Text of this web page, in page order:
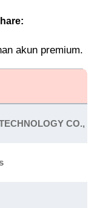
akun premium.
CO.,